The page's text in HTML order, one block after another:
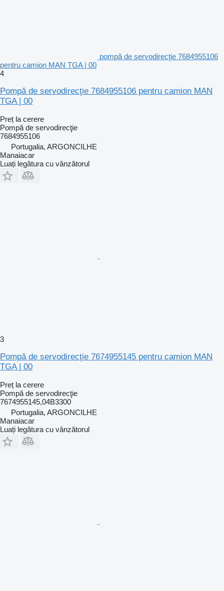
pompă de servodirecţie 7684955106
pentru camion MAN TGA | 00
4
Pompă de servodirecţie 7684955106 pentru camion MAN
TGA | 00
Preț la cerere
Pompă de servodirecţie
7684955106
Portugalia, ARGONCILHE
Manaiacar
Luați legătura cu vânzătorul
3
Pompă de servodirecţie 7674955145 pentru camion MAN
TGA | 00
Preț la cerere
Pompă de servodirecţie
7674955145,04B3300
Portugalia, ARGONCILHE
Manaiacar
Luați legătura cu vânzătorul